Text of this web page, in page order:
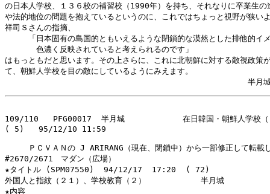
の日本人学校、１３６校の補習校（1990年）を持ち、それなりに卒業生の
や法的地位の問題を抱えているというのに、これではちょっと視野が狭い
祥司Ｓさんの指摘、
「日本固有の島国的ともいえるような閉鎖的な漠然とした排他的イ
色濃く反映されていると考えられるのです」
はもっともだと思います。その上さらに、これに北朝鮮に対する敵視政策
て、朝鮮人学校を目の敵にしているようにみえます。
109/110   PFG00017  半月城            在日韓国・朝鮮人学校（
( 5)   95/12/10 11:59
ＰＣＶＡＮの J ARIRANG（現在、閉鎖中）から一部修正して転載
#2670/2671　マダン（広場）
★タイトル (SPM07550)  94/12/17  17:20  ( 72)
外国人と指紋（２１）、学校教育（２）　　　　　　　半月城
★内容